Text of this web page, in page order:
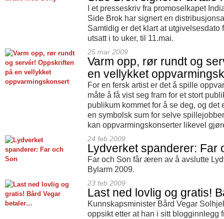
I et presseskriv fra promoselkapet
Side Brok har signert en
Samtidig er det klart at utgivelsesdato
utsatt i to uker, til 11.mai.
25 mar 2009
Varm opp, rør rundt og
en vellykket
For en fersk artist er det å spille
måte å få vist seg fram for et stort
publikum kommet for å se deg, og det
en symbolsk sum for selve
kan oppvarmingskonserter likevel
24 feb 2009
Lydverket spanderer: Far
Far och Son får æren av å avslutte
Bylarm 2009.
23 feb 2009
Last ned lovlig og gratis!
Kunnskapsminister Bård Vegar
oppsikt etter at han i sitt blogginnlegg